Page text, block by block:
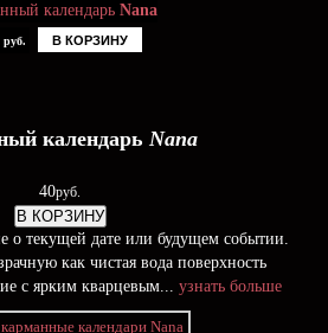
календарь Nana
руб. В КОРЗИНУ
календарь Nana
40руб.
В КОРЗИНУ
о текущей дате или будущем событии.
как чистая вода поверхность
с ярким кварцевым... узнать больше